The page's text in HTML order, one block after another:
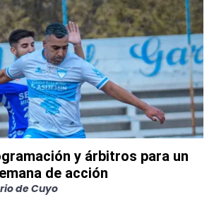
y árbitros para un
de acción
de Cuyo